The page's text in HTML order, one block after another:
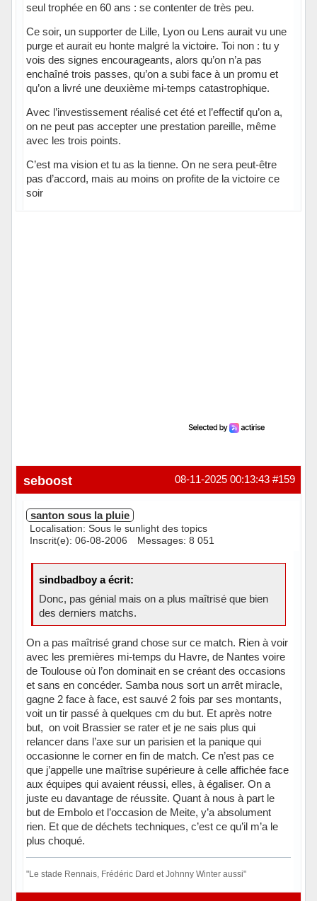
seul trophée en 60 ans : se contenter de très peu.
Ce soir, un supporter de Lille, Lyon ou Lens aurait vu une
purge et aurait eu honte malgré la victoire. Toi non : tu y
vois des signes encourageants, alors qu’on n’a pas
enchaîné trois passes, qu’on a subi face à un promu et
qu’on a livré une deuxième mi-temps catastrophique.
Avec l’investissement réalisé cet été et l’effectif qu’on a,
on ne peut pas accepter une prestation pareille, même
avec les trois points.
C’est ma vision et tu as la tienne. On ne sera peut-être
pas d’accord, mais au moins on profite de la victoire ce
soir
#159
08-11-2025 00:13:43
seboost
santon sous la pluie
Localisation: Sous le sunlight des topics
Inscrit(e): 06-08-2006
Messages: 8 051
sindbadboy a écrit:
Donc, pas génial mais on a plus maîtrisé que bien
des derniers matchs.
On a pas maîtrisé grand chose sur ce match. Rien à voir
avec les premières mi-temps du Havre, de Nantes voire
de Toulouse où l’on dominait en se créant des occasions
et sans en concéder. Samba nous sort un arrêt miracle,
gagne 2 face à face, est sauvé 2 fois par ses montants,
voit un tir passé à quelques cm du but. Et après notre
but, on voit Brassier se rater et je ne sais plus qui
relancer dans l’axe sur un parisien et la panique qui
occasionne le corner en fin de match. Ce n’est pas ce
que j’appelle une maîtrise supérieure à celle affichée face
aux équipes qui avaient réussi, elles, à égaliser. On a
juste eu davantage de réussite. Quant à nous à part le
but de Embolo et l’occasion de Meite, y’a absolument
rien. Et que de déchets techniques, c’est ce qu’il m’a le
plus choqué.
"Le stade Rennais, Frédéric Dard et Johnny Winter aussi"